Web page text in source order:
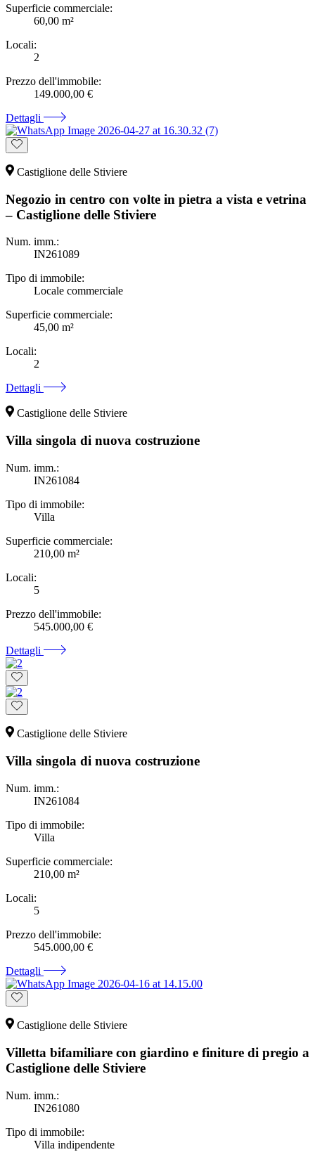
Superficie commerciale:
60,00 m²
Locali:
2
Prezzo dell'immobile:
149.000,00 €
Dettagli
Castiglione delle Stiviere
Negozio in centro con volte in pietra a vista e vetrina
– Castiglione delle Stiviere
Num. imm.:
IN261089
Tipo di immobile:
Locale commerciale
Superficie commerciale:
45,00 m²
Locali:
2
Dettagli
Castiglione delle Stiviere
Villa singola di nuova costruzione
Num. imm.:
IN261084
Tipo di immobile:
Villa
Superficie commerciale:
210,00 m²
Locali:
5
Prezzo dell'immobile:
545.000,00 €
Dettagli
Castiglione delle Stiviere
Villa singola di nuova costruzione
Num. imm.:
IN261084
Tipo di immobile:
Villa
Superficie commerciale:
210,00 m²
Locali:
5
Prezzo dell'immobile:
545.000,00 €
Dettagli
Castiglione delle Stiviere
Villetta bifamiliare con giardino e finiture di pregio a
Castiglione delle Stiviere
Num. imm.:
IN261080
Tipo di immobile:
Villa indipendente